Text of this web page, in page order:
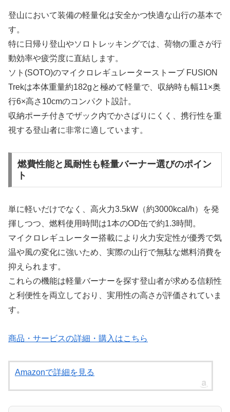
登山において装備の軽量化は安全かつ快適な山行の基本で
す。
特に日帰り登山やソロトレッキングでは、荷物の重さが行
動効率や疲労度に直結します。
ソト(SOTO)のマイクロレギュレーターストーブ FUSION
Trekは本体重量約182gと極めて軽量で、収納時も幅11×奥
行6×高さ10cmのコンパクト設計。
収納ポーチ付きでザック内でかさばりにくく、携行性を重
視する登山者に非常に適しています。
燃費性能と風耐性も軽量バーナー選びのポイン
ト
単に軽いだけでなく、高火力3.5kW（約3000kcal/h）を発
揮しつつ、燃料使用時間は1本のOD缶で約1.3時間。
マイクロレギュレーター搭載により火力安定性が優秀で気
温や風の変化に強いため、実際の山行で無駄な燃料消費を
抑えられます。
これらの機能は軽量バーナーを探す登山者が求める信頼性
と利便性を両立しており、実用性の高さが評価されていま
す。
商品・サービスの詳細・購入はこちら
Amazonで詳細を見る